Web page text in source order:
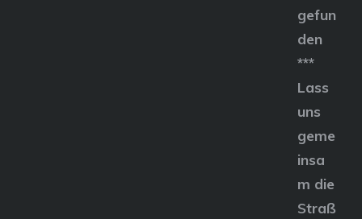
gefun
den
***
Lass
uns
geme
insa
m die
Straß